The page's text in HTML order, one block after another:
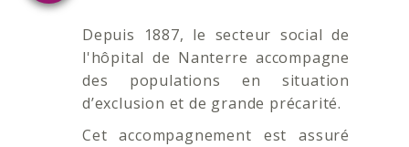
Depuis 1887, le secteur social de
l'hôpital de Nanterre accompagne
des populations en situation
d’exclusion et de grande précarité.
Cet accompagnement est assuré